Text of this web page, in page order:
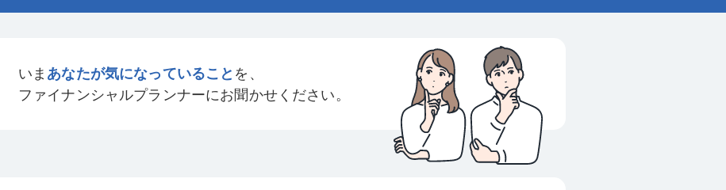
いま あなたが気になっていること を、
ファイナンシャルプランナーにお聞かせください。